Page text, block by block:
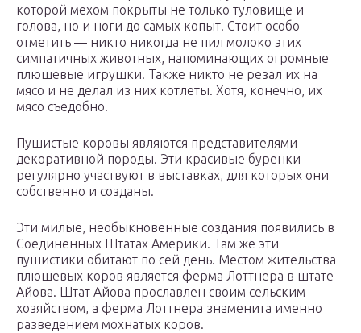
которой мехом покрыты не только туловище и
голова, но и ноги до самых копыт. Стоит особо
отметить — никто никогда не пил молоко этих
симпатичных животных, напоминающих огромные
плюшевые игрушки. Также никто не резал их на
мясо и не делал из них котлеты. Хотя, конечно, их
мясо съедобно.
Пушистые коровы являются представителями
декоративной породы. Эти красивые буренки
регулярно участвуют в выставках, для которых они
собственно и созданы.
Эти милые, необыкновенные создания появились в
Соединенных Штатах Америки. Там же эти
пушистики обитают по сей день. Местом жительства
плюшевых коров является ферма Лоттнера в штате
Айова. Штат Айова прославлен своим сельским
хозяйством, а ферма Лоттнера знаменита именно
разведением мохнатых коров.